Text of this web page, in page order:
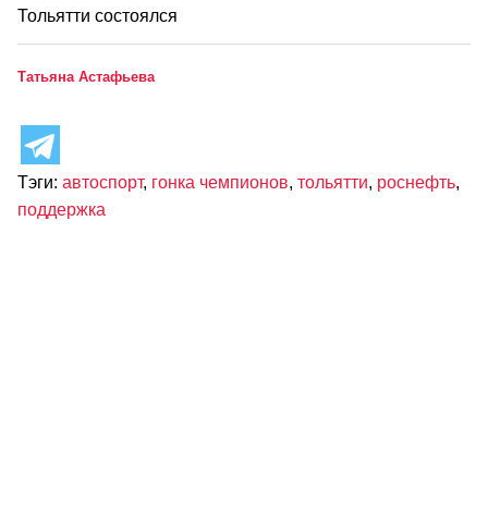
Тольятти состоялся
Татьяна Астафьева
Тэги: автоспорт, гонка чемпионов, тольятти, роснефть,
поддержка